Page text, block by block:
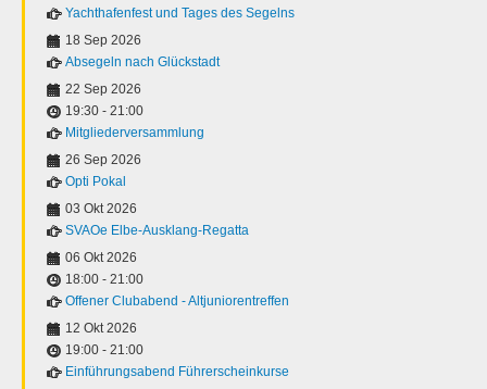
Yachthafenfest und Tages des Segelns
18 Sep 2026
Absegeln nach Glückstadt
22 Sep 2026
19:30 - 21:00
Mitgliederversammlung
26 Sep 2026
Opti Pokal
03 Okt 2026
SVAOe Elbe-Ausklang-Regatta
06 Okt 2026
18:00 - 21:00
Offener Clubabend - Altjuniorentreffen
12 Okt 2026
19:00 - 21:00
Einführungsabend Führerscheinkurse